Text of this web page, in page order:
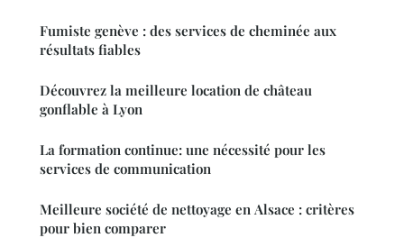
Fumiste genève : des services de cheminée aux
résultats fiables
Découvrez la meilleure location de château
gonflable à Lyon
La formation continue: une nécessité pour les
services de communication
Meilleure société de nettoyage en Alsace : critères
pour bien comparer